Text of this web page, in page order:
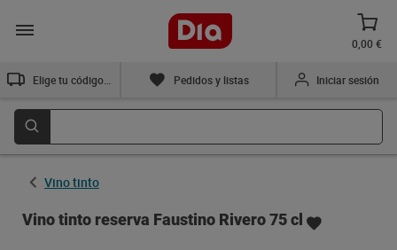
0,00 €
Pedidos y listas Iniciar sesión
Vino tinto
Vino tinto reserva Faustino Rivero 75 cl